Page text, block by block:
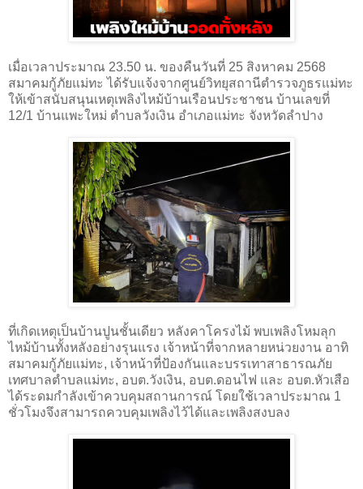
เมื่อเวลาประมาณ 23.50 น. ของคืนวันที่ 25 สิงหาคม 2568
สมาคมกู้ภัยแม่ทะ ได้รับแจ้งจากศูนย์วิทยุสถานีตำรวจภูธรแม่ทะ
ให้เข้าสนับสนุนเหตุเพลิงไหม้บ้านเรือนประชาชน บ้านเลขที่
12/1 บ้านแพะใหม่ ตำบลวังเงิน อำเภอแม่ทะ จังหวัดลำปาง
ที่เกิดเหตุเป็นบ้านปูนชั้นเดียว หลังคาโครงไม้ พบเพลิงโหมลุก
ไหม้บ้านทั้งหลังอย่างรุนแรง เจ้าหน้าที่จากหลายหน่วยงาน อาทิ
สมาคมกู้ภัยแม่ทะ, เจ้าหน้าที่ป้องกันและบรรเทาสาธารณภัย
เทศบาลตำบลแม่ทะ, อบต.วังเงิน, อบต.ดอนไฟ และ อบต.หัวเสือ
ได้ระดมกำลังเข้าควบคุมสถานการณ์ โดยใช้เวลาประมาณ 1
ชั่วโมงจึงสามารถควบคุมเพลิงไว้ได้และเพลิงสงบลง